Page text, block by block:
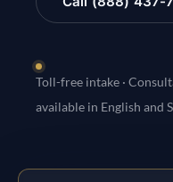
Toll-free intake ·
available in English and